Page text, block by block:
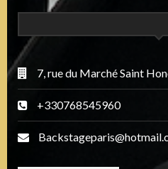
7, rue du Marché Saint
+330768545960